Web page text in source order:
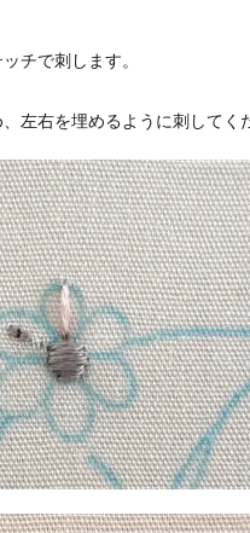
チで刺します。
左右を埋めるように刺してく